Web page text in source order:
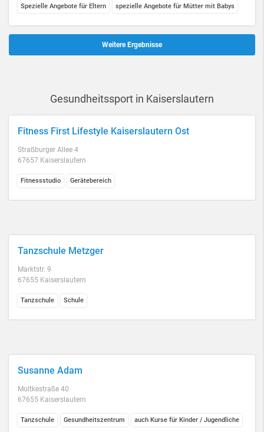
Spezielle Angebote für Eltern spezielle Angebote für Mütter mit Babys
Weitere Ergebnisse
Gesundheitssport in Kaiserslautern
Fitness First Lifestyle Kaiserslautern Ost
Straßburger Allee 4
67657 Kaiserslautern
Fitnessstudio Gerätebereich
Tanzschule Metzger
Marktstr. 9
67655 Kaiserslautern
Tanzschule Schule
Susanne Adam
Moltkestraße 40
67655 Kaiserslautern
Tanzschule Gesundheitszentrum auch Kurse für Kinder / Jugendliche